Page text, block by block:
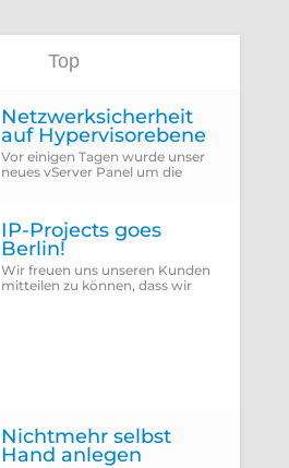
Top
Netzwerksicherheit
auf Hypervisorebene
Vor einigen Tagen wurde unser
neues vServer Panel um die
IP-Projects goes
Berlin!
Wir freuen uns unseren Kunden
mitteilen zu können, dass wir
Nichtmehr selbst
Hand anlegen